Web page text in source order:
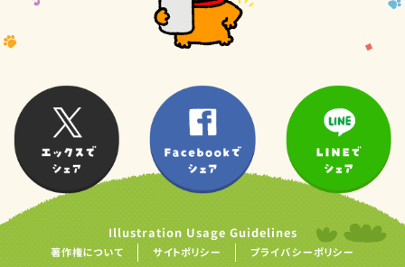
Illustration Usage Guidelines
著作権について サイトポリシー プライバシーポリシー